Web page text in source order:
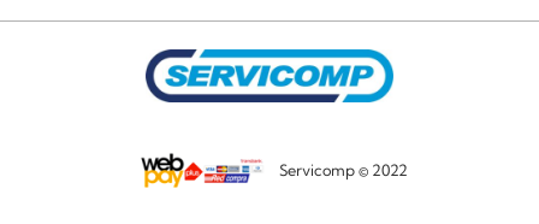
Servicomp © 2022